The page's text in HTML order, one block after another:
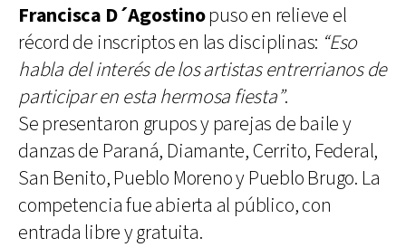
Francisca D´Agostinopuso en relieve el
récord de inscriptos en las disciplinas: “Eso
habla del interés de los artistas entrerrianos de
participar en esta hermosa fiesta”.
Se presentaron grupos y parejas de baile y
danzas de Paraná, Diamante, Cerrito, Federal,
San Benito, Pueblo Moreno y Pueblo Brugo. La
competencia fue abierta al público, con
entrada libre y gratuita.